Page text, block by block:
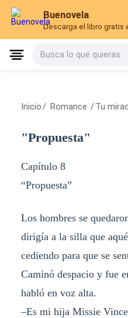
Buenovela
Descarga el libro gratis
Busca lo que quieras
Inicio / Romance /Tu
"Propuesta"
Capítulo 8
“Propuesta”
Los hombres se
dirigía a la silla que
cediendo para que se
Caminó despacio y fue
habló en voz alta.
–Es mi hija Missie